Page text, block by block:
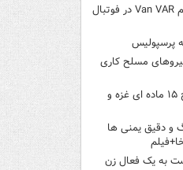
توضیحاتی درباره سیستم Van VAR در فوتبال
پرسپولیس
مسلح کاری
مخالفت نتانیاهو با طرح ۱۵ ماده ای غزه و
و دقیق یمنی ها
به یک فعال زن